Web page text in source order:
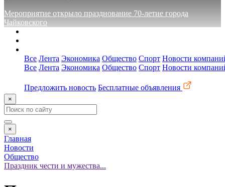
Мероприятие открыло празднование 70-летие города
Чайковского
Все Лента Экономика Общество Спорт Новости
Все Лента Экономика Общество Спорт Новости
Предложить новость Бесплатные объявления
×
×
Главная
Новости
Общество
Праздник чести и мужества...